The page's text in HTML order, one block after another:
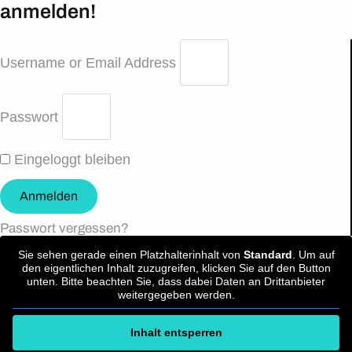
anmelden!
Username or Email Address
Passwort
Eingeloggt bleiben
Anmelden
Passwort vergessen?
Sie sehen gerade einen Platzhalterinhalt von Standard. Um auf
den eigentlichen Inhalt zuzugreifen, klicken Sie auf den Button
unten. Bitte beachten Sie, dass dabei Daten an Drittanbieter
weitergegeben werden.
Inhalt entsperren